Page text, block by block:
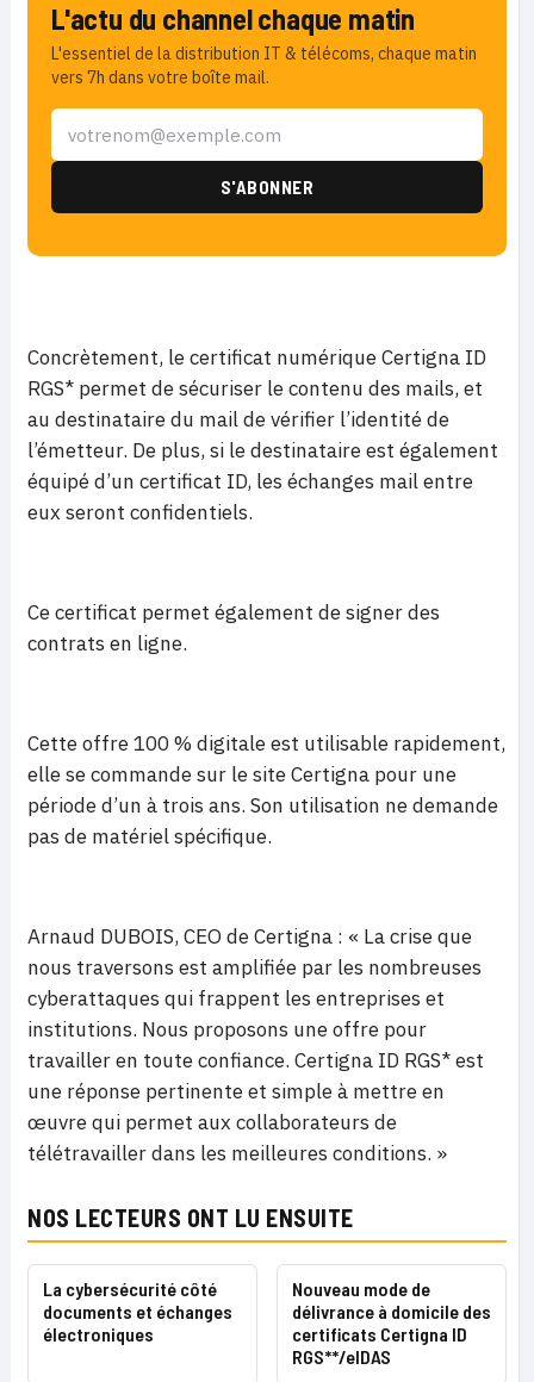
L'actu du channel chaque matin
L'essentiel de la distribution IT & télécoms, chaque matin
vers 7h dans votre boîte mail.
Concrètement, le certificat numérique Certigna ID
RGS* permet de sécuriser le contenu des mails, et
au destinataire du mail de vérifier l’identité de
l’émetteur. De plus, si le destinataire est également
équipé d’un certificat ID, les échanges mail entre
eux seront confidentiels.
Ce certificat permet également de signer des
contrats en ligne.
Cette offre 100 % digitale est utilisable rapidement,
elle se commande sur le site Certigna pour une
période d’un à trois ans. Son utilisation ne demande
pas de matériel spécifique.
Arnaud DUBOIS, CEO de Certigna : « La crise que
nous traversons est amplifiée par les nombreuses
cyberattaques qui frappent les entreprises et
institutions. Nous proposons une offre pour
travailler en toute confiance. Certigna ID RGS* est
une réponse pertinente et simple à mettre en
œuvre qui permet aux collaborateurs de
télétravailler dans les meilleures conditions. »
NOS LECTEURS ONT LU ENSUITE
La cybersécurité côté
documents et échanges
électroniques
Nouveau mode de
délivrance à domicile des
certificats Certigna ID
RGS**/eIDAS